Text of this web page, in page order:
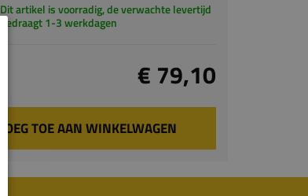
Dit artikel is voorradig, de verwachte levertijd
bedraagt 1-3 werkdagen
€ 79,10
VOEG TOE AAN WINKELWAGEN